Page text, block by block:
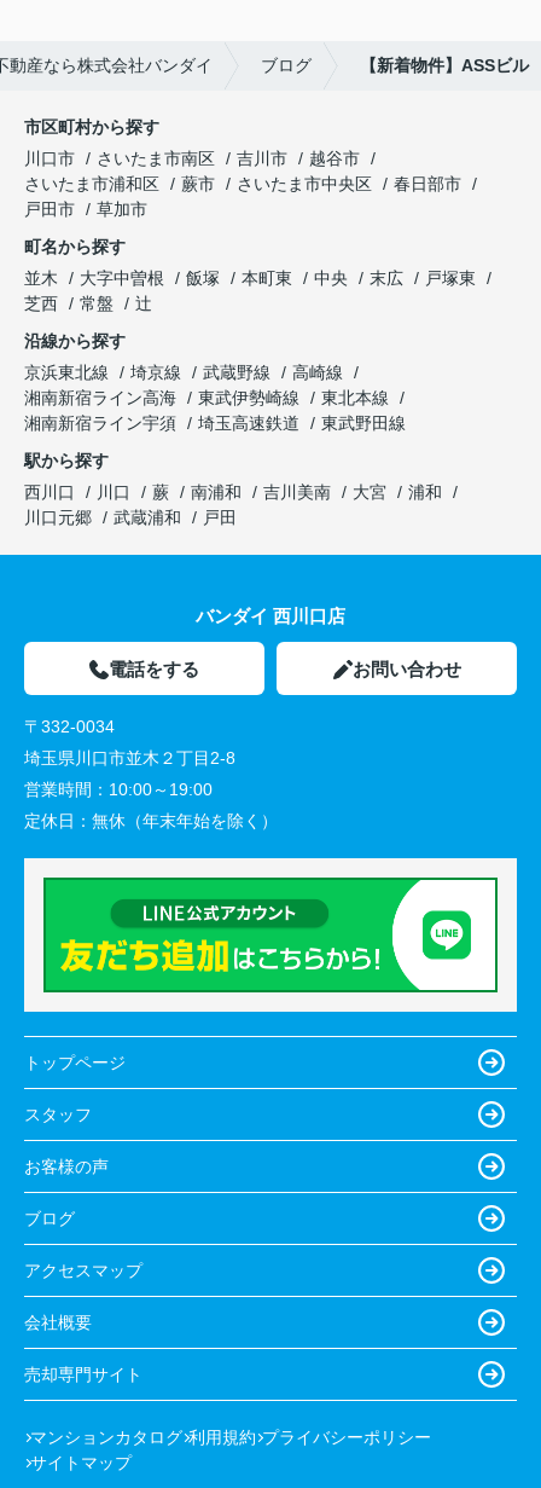
動産なら株式会社バンダイ ブログ 【新着物件】ASSビル
市区町村から探す
川口市
さいたま市南区 吉川市
越谷市
さいたま市浦和区
蕨市 さいたま市中央区
春日部市
戸田市
草加市
町名から探す
並木
大字中曽根 飯塚 本町東 中央 末広
戸塚東
芝西
常盤
辻
沿線から探す
京浜東北線
埼京線 武蔵野線
高崎線
湘南新宿ライン高海
東武伊勢崎線
東北本線
湘南新宿ライン宇須
埼玉高速鉄道
東武野田線
駅から探す
西川口
川口 蕨 南浦和 吉川美南 大宮
浦和
川口元郷
武蔵浦和 戸田
バンダイ 西川口店
電話をする お問い合わせ
〒332-0034
埼玉県川口市並木２丁目2-8
営業時間： 10:00～19:00
定休日： 無休（年末年始を除く）
トップページ
スタッフ
お客様の声
ブログ
アクセスマップ
会社概要
売却専門サイト
マンションカタログ 利用規約 プライバシーポリシー
サイトマップ